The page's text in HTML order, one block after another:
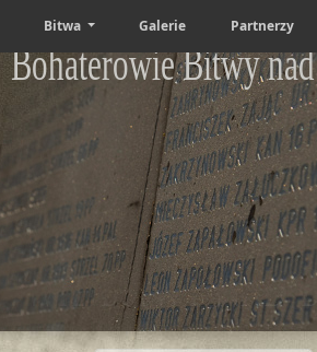
Bitwa Galerie Partnerzy
Bohaterowie Bitwy